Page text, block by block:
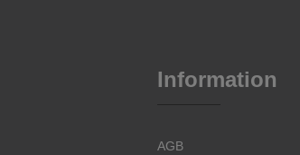
Information
AGB